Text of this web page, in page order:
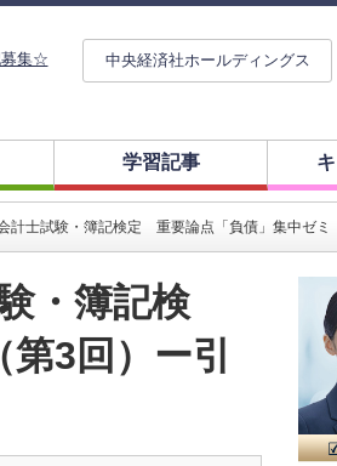
集☆ 中央経済社ホールディングス
学習記事
計士試験・簿記検定 重要論点「負債」集中ゼ
・簿記検
3回）ー引